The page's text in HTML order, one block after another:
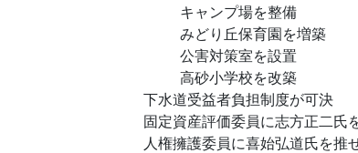
キャンプ場を整備
みどり丘保育園を増築
公害対策室を設置
高砂小学校を改築
下水道受益者負担制度が可決
固定資産評価委員に志方正二氏
人権擁護委員に喜始弘道氏を推